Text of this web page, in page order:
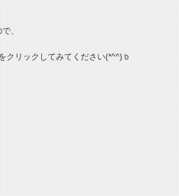
で、
クリックしてみてください(*^^)ｂ